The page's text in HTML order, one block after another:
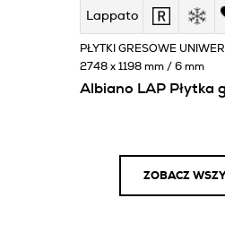
Lappato
Albiano LAP Płytka
PŁYTKI GRESOWE
2748 x 1198 mm / 6 mm
ZOBACZ